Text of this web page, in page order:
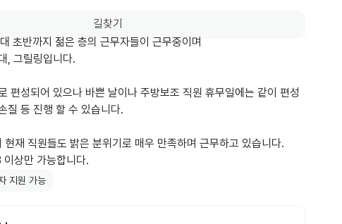
길찾기
초반까지 젊은 층의 근무자들이 근무중이며
, 그릴링입니다.
편성되어 있으나 바쁜 날이나 주방보조 직원 휴무일에는 같이 편성
질 등 진행 할 수 있습니다.
현재 직원들도 밝은 분위기로 매우 만족하며 근무하고 있습니다.
지원 가능